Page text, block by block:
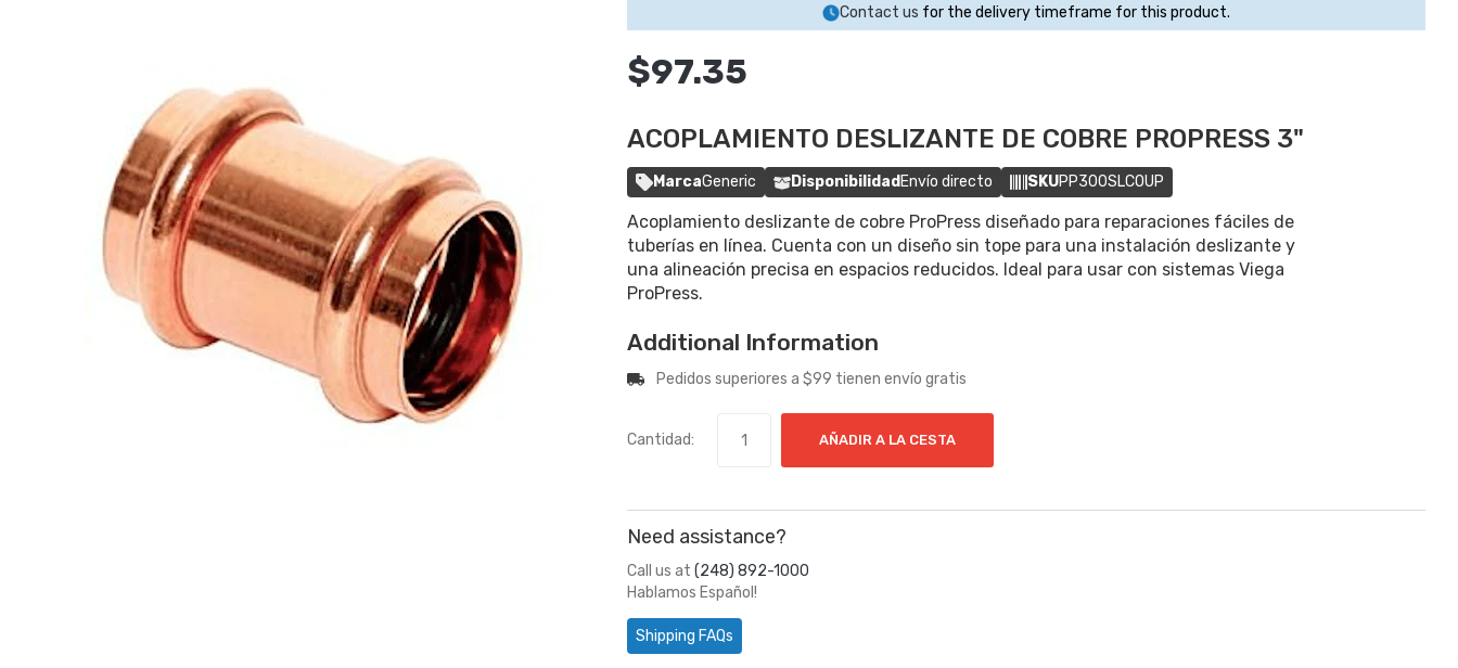
Contact us for the delivery timeframe for this product.
$97.35
ACOPLAMIENTO DESLIZANTE DE COBRE PROPRESS 3"
MarcaGeneric Disponibilidad Envío directo SKUPP300SLCOUP
Acoplamiento deslizante de cobre ProPress diseñado para reparaciones fáciles de
tuberías en línea. Cuenta con un diseño sin tope para una instalación deslizante y
una alineación precisa en espacios reducidos. Ideal para usar con sistemas Viega
ProPress.
Additional Information
Pedidos superiores a $99 tienen envío gratis
Cantidad: AÑADIR A LA CESTA
Need assistance?
Call us at (248) 892-1000
Hablamos Español!
Shipping FAQs